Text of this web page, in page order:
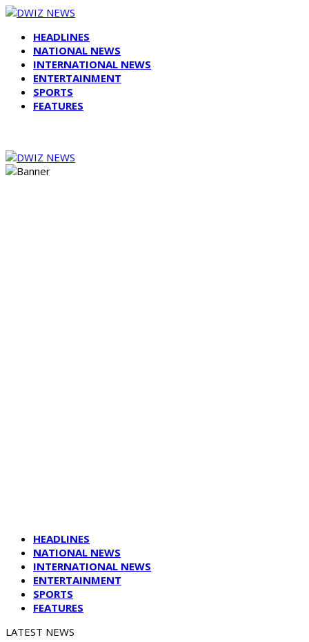
HEADLINES
NATIONAL NEWS
INTERNATIONAL NEWS
ENTERTAINMENT
SPORTS
FEATURES
HEADLINES
NATIONAL NEWS
INTERNATIONAL NEWS
ENTERTAINMENT
SPORTS
FEATURES
LATEST NEWS